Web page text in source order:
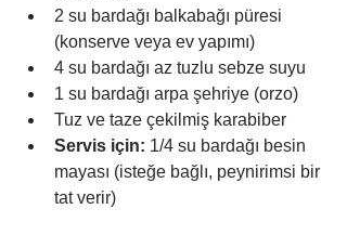
2 su bardağı balkabağı püresi
(konserve veya ev yapımı)
4 su bardağı az tuzlu sebze suyu
1 su bardağı arpa şehriye (orzo)
Tuz ve taze çekilmiş karabiber
Servis için: 1/4 su bardağı besin
mayası (isteğe bağlı, peynirimsi bir
tat verir)